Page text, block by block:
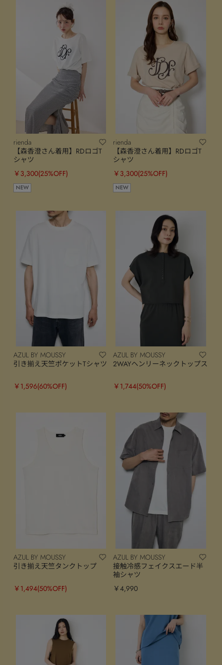
rienda
【森香澄さん着用】RDロゴT
シャツ
￥3,300(25%OFF)
NEW
rienda
【森香澄さん着用】RDロゴT
シャツ
￥3,300(25%OFF)
NEW
AZUL BY MOUSSY
引き揃え天竺ポケットTシャツ
￥1,596(60%OFF)
AZUL BY MOUSSY
2WAYヘンリーネックトップス
￥1,744(50%OFF)
AZUL BY MOUSSY
引き揃え天竺タンクトップ
￥1,494(50%OFF)
AZUL BY MOUSSY
接触冷感フェイクスエード半
袖シャツ
￥4,990